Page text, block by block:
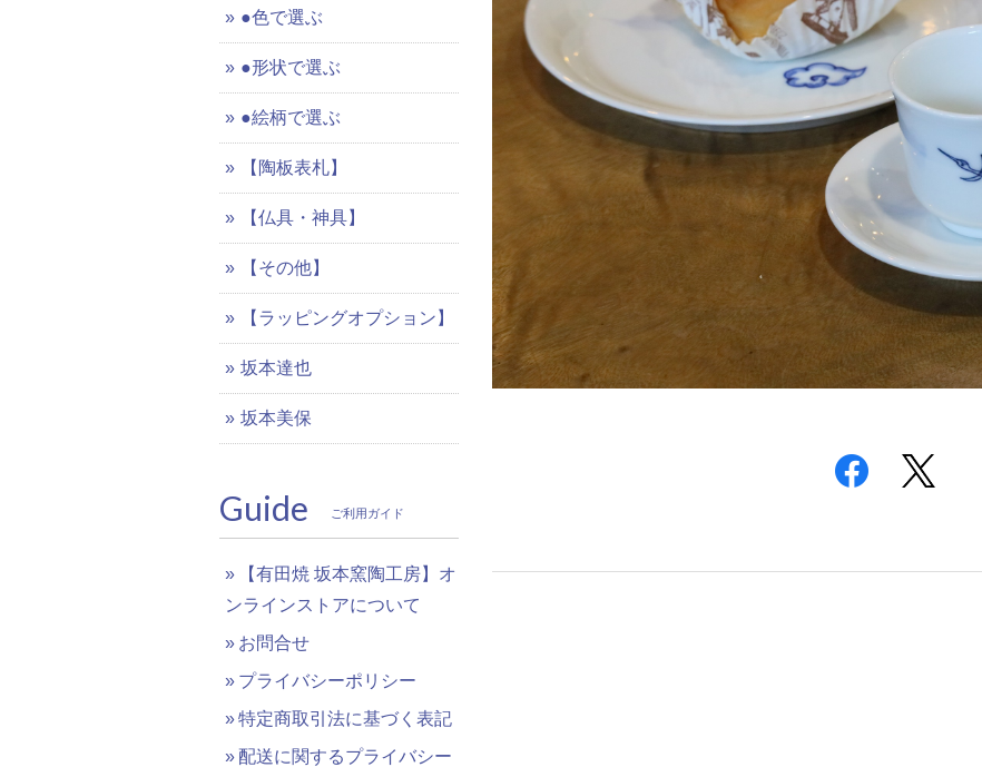
●色で選ぶ
●形状で選ぶ
●絵柄で選ぶ
【陶板表札】
【仏具・神具】
【その他】
【ラッピングオプション】
坂本達也
坂本美保
Guide ご利用ガイド
【有田焼 坂本窯陶工房】オ
ンラインストアについて
お問合せ
プライバシーポリシー
特定商取引法に基づく表記
配送に関するプライバシー